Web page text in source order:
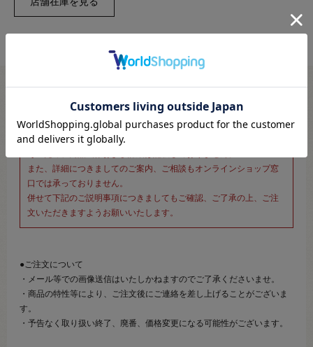
※新宿オカダヤ本店お取り扱い商品のご注文専用ページです※
こちらのページは、店頭にてあらかじめ商品詳細および商品コード
をご確認いただいた上でご注文いただけるページです。
また、詳細につきましてのご案内、ご相談もオンラインショップ窓
口では承っておりません。
併せて下記のご説明事項につきましてもご確認、ご了承の上、ご注
文いただきますようお願いいたします。
●ご注文について
・メール等での画像送信はいたしかねますのでご了承くださいませ。
・商品の特性等により、ご注文後にご連絡を差し上げることがございま
す。
・予告なく取り扱い終了、廃番、価格変更になる可能性がございます。